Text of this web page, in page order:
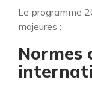
Le programme
majeures :
Normes